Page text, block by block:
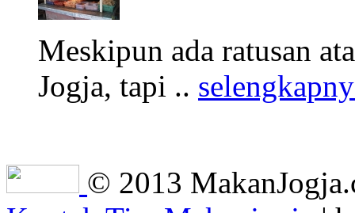
Meskipun ada ratusan
Jogja, tapi ..
© 2013